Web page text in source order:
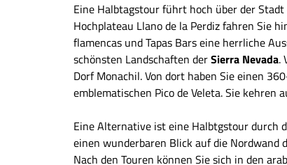
Eine Halbtagstour führt hoch über der
Hochplateau Llano de la Perdiz fahren Sie
flamencas und Tapas Bars eine herrliche
schönsten Landschaften derSierra Nevada.
Dorf Monachil. Von dort haben Sie einen
emblematischen Pico de Veleta. Sie kehren
Eine Alternative ist eine Halbtgstour durch
einen wunderbaren Blick auf die Nordwand
Nach den Touren können Sie sich in den